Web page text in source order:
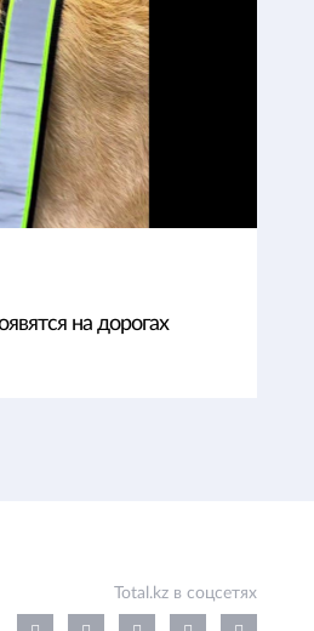
на дорогах
Total.kz в соцсетях